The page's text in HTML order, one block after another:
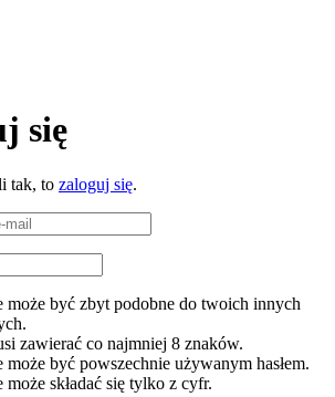
się
tak, to zaloguj się.
może być zbyt podobne do twoich innych
zawierać co najmniej 8 znaków.
może być powszechnie używanym hasłem.
może składać się tylko z cyfr.